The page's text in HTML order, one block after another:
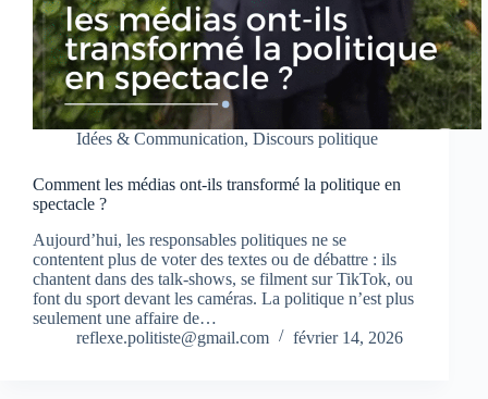
Idées & Communication, Discours politique
Comment les médias ont-ils transformé la politique en
spectacle ?
Aujourd’hui, les responsables politiques ne se
contentent plus de voter des textes ou de débattre : ils
chantent dans des talk-shows, se filment sur TikTok, ou
font du sport devant les caméras. La politique n’est plus
seulement une affaire de…
reflexe.politiste@gmail.com
février 14, 2026